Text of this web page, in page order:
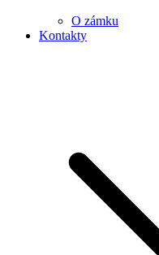
O zámku
Kontakty